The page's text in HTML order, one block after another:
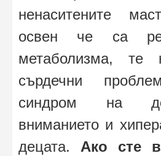
ненаситените
освен че са
метаболизма, те
сърдечни
синдром на
вниманието и
децата. Ако сте